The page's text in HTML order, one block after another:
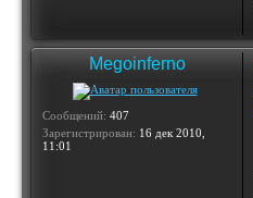
Megoinferno
Сообщений: 407
Зарегистрирован: 16 дек 2010,
11:01